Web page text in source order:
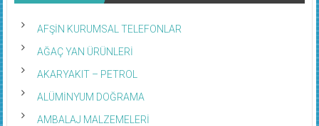
AFŞİN KURUMSAL TELEFONLAR
AĞAÇ YAN ÜRÜNLERİ
AKARYAKIT – PETROL
ALÜMİNYUM DOĞRAMA
AMBALAJ MALZEMELERİ